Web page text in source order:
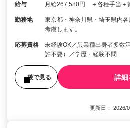
給与 月給267,580円 ＋各種手当＋
勤務地
東京都・神奈川県・埼玉県内
考慮します。
応募資格
未経験OK／異業種出身者多数
許不要）／学歴・経験不問
後で見る 詳細
更新日：